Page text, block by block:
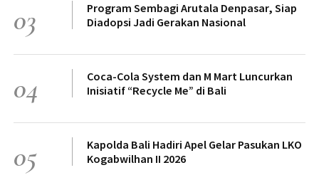
03
Program Sembagi Arutala Denpasar, Siap
Diadopsi Jadi Gerakan Nasional
04
Coca-Cola System dan M Mart Luncurkan
Inisiatif “Recycle Me” di Bali
05
Kapolda Bali Hadiri Apel Gelar Pasukan LKO
Kogabwilhan II 2026